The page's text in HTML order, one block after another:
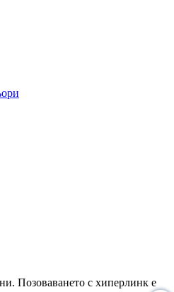
Позоваването с хиперлинк е